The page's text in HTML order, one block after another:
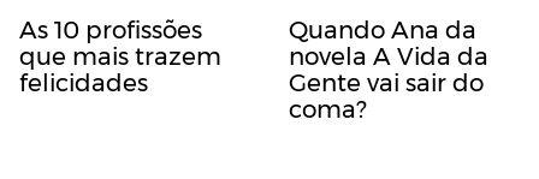
As 10 profissões
que mais trazem
felicidades
Quando Ana da
novela A Vida da
Gente vai sair do
coma?